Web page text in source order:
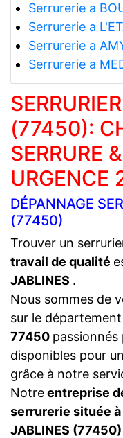
Serrurerie a
Serrurerie a
Serrurerie a
Serrurerie a
(77450):
SERRURE
URGENCE
DÉPANNAGE
(77450)
Trouver un
travail de qualité
JABLINES .
Nous sommes de
sur le
77450
disponibles pour
grâce à notre
Notreentreprise
serrurerie située à
JABLINES (77450)